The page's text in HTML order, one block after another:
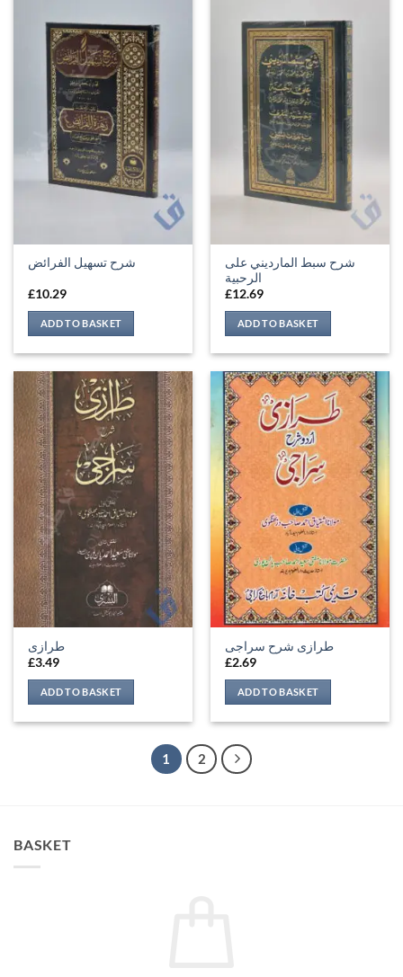
شرح تسهيل الفرائض
£10.29
ADD TO BASKET
شرح سبط المارديني على
الرحبية
£12.69
ADD TO BASKET
طرازی
£3.49
ADD TO BASKET
طرازی شرح سراجی
£2.69
ADD TO BASKET
1 2
BASKET